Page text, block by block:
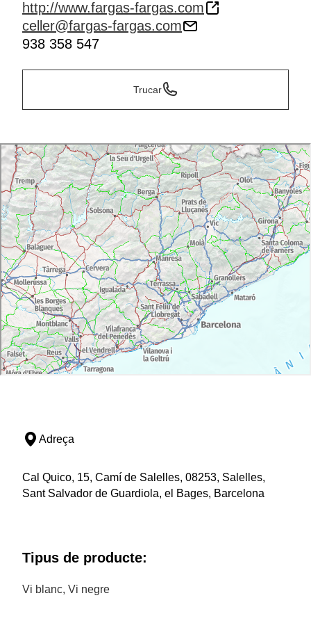
http://www.fargas-fargas.com
celler@fargas-fargas.com
938 358 547
Trucar
Adreça
Cal Quico, 15, Camí de Salelles, 08253, Salelles,
Sant Salvador de Guardiola, el Bages, Barcelona
Tipus de producte:
Vi blanc, Vi negre